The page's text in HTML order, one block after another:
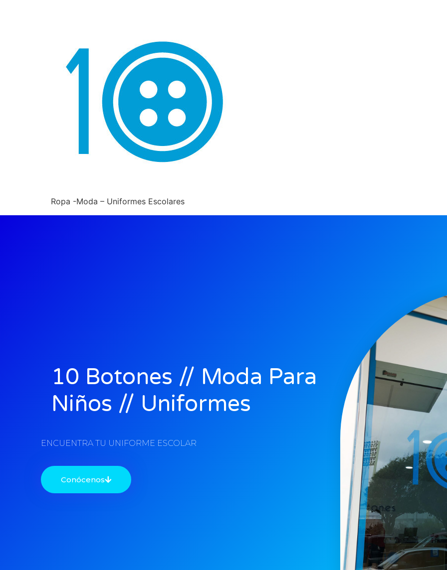
Ropa -Moda – Uniformes Escolares
10 Botones // Moda Para
Niños // Uniformes
ENCUENTRA TU UNIFORME ESCOLAR
Conócenos